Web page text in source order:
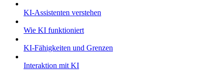
KI-Assistenten verstehen
Wie KI funktioniert
KI-Fähigkeiten und Grenzen
Interaktion mit KI